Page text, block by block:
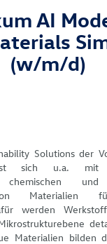
AI
(w/m/d)
Solutions der
sich u.a. mit
chemischen und
Materialien
werden
Materialien bilden